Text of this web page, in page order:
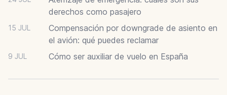
derechos como pasajero
15 JUL
Compensación por downgrade de asiento en
el avión: qué puedes reclamar
9 JUL Cómo ser auxiliar de vuelo en España